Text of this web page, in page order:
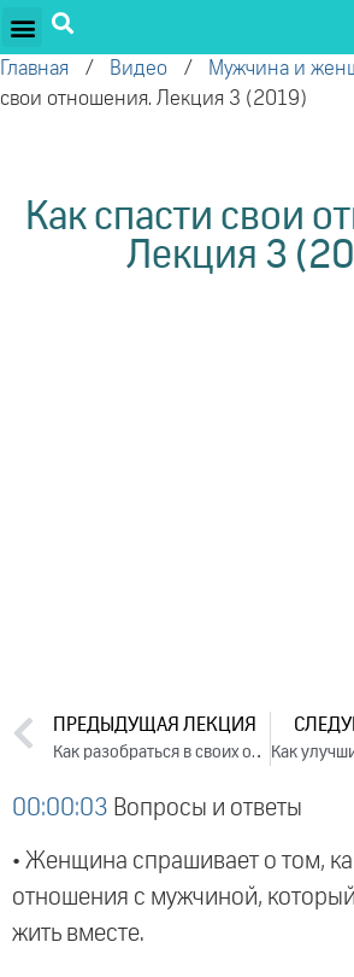
Главная / Видео / Мужчина и
свои отношения. Лекция 3 (2019)
Как спасти свои
Лекция 3
ПРЕДЫДУЩАЯ ЛЕКЦИЯ
Как разобраться в своих отношениях. Лекция 2 (2019)
00:00:03 Вопросы и ответы
• Женщина спрашивает о том,
отношения с мужчиной, который
жить вместе.